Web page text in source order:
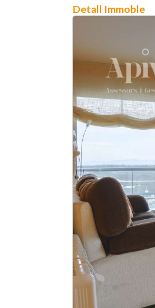
Detall Immoble